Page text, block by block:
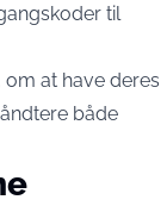
til
at have deres
både